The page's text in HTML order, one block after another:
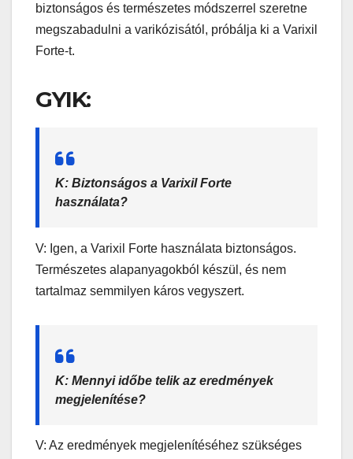
biztonságos és természetes módszerrel szeretne
megszabadulni a varikózisától, próbálja ki a Varixil
Forte-t.
GYIK:
K: Biztonságos a Varixil Forte
használata?
V: Igen, a Varixil Forte használata biztonságos.
Természetes alapanyagokból készül, és nem
tartalmaz semmilyen káros vegyszert.
K: Mennyi időbe telik az eredmények
megjelenítése?
V: Az eredmények megjelenítéséhez szükséges